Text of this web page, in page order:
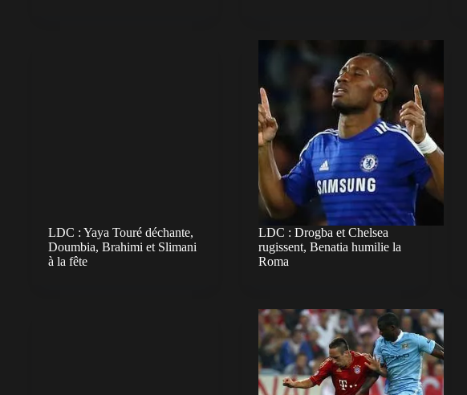
LDC : Yaya Touré déchante,
Doumbia, Brahimi et Slimani
à la fête
LDC : Drogba et Chelsea
rugissent, Benatia humilie la
Roma